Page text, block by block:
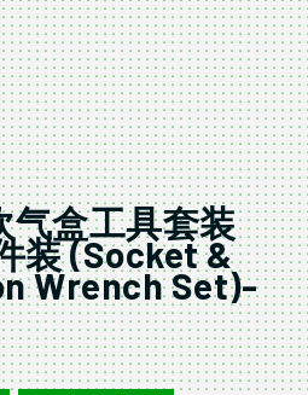
气盒工具套装
装 (Socket &
Wrench Set)-